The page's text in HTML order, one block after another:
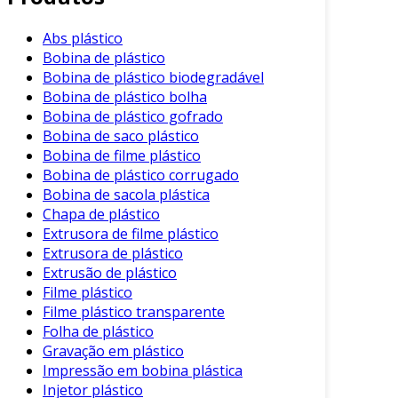
plásticos sejam limpos, processados e
transformados de forma eficiente, convertendo
o que antes seria lixo em uma nova matéria-
prima. Desta forma, as empresas têm a
oportunidade de reintegrar esses materiais em
seus processos produtivos, gerando economia
e reduzindo a dependência de recursos virgens.
Uma das principais vantagens do serviço de
reciclagem de plástico é a redução de custos
operacionais. Optar pela reciclagem permite
que as empresas economizem no custo de
matérias-primas, uma vez que a resina
reciclada tende a ser mais acessível e
competitiva em termos de preço. Além disso, a
reutilização de materiais reciclados pode
resultar em reduções significativas nas
Abs plástico
Bobina de plástico
Bobina de plástico biodegradável
Bobina de plástico bolha
Bobina de plástico gofrado
Bobina de saco plástico
Bobina de filme plástico
Bobina de plástico corrugado
Bobina de sacola plástica
Chapa de plástico
Extrusora de filme plástico
Extrusora de plástico
Extrusão de plástico
Filme plástico
Filme plástico transparente
Folha de plástico
Gravação em plástico
Impressão em bobina plástica
Injetor plástico